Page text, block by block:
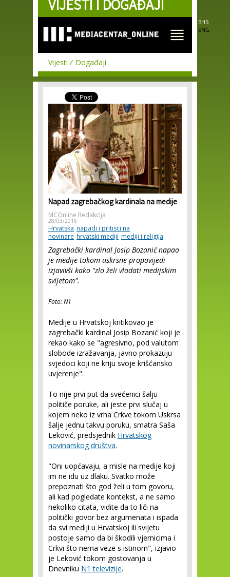
Skip to
main
VIJESTI I DOGAĐAJI
BHS
ENG
Vijesti Događaji
Napad zagrebačkog kardinala na medije
MCOnline Redakcija
28/03/2016
Hrvatska napadi i pritisci na
novinare hrvatski mediji mediji i religija
Zagrebački kardinal Josip Bozanić napao
je medije tokom uskrsne propovijedi
izjavivši kako "zlo želi vladati medijskim
svijetom".
Foto: N1
Medije u Hrvatskoj kritikovao je
zagrebački kardinal Josip Bozanić koji je
rekao kako se "agresivno, pod valutom
slobode izražavanja, javno prokazuju
svjedoci koji ne kriju svoje krišćansko
uvjerenje".
To nije prvi put da svećenici šalju
političe poruke, ali jeste prvi slučaj u
kojem neko iz vrha Crkve tokom Uskrsa
šalje jednu takvu poruku, smatra Saša
Leković, predsjednik Hrvatskog
novinarskog društva.
"Oni uopćavaju, a misle na medije koji
im ne idu uz dlaku. Svatko može
prepoznati što god želi u tom govoru,
ali kad pogledate kontekst, a ne samo
nekoliko citata, vidite da to liči na
politički govor bez argumenata i ispada
da svi mediji u Hrvatskoj ili svijetu
postoje samo da bi škodili vjernicima i
Crkvi što nema veze s istinom", izjavio
je Leković tokom gostovanja u
Dnevniku N1 televizije.